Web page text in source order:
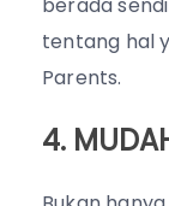
tentang hal
Parents.
4.